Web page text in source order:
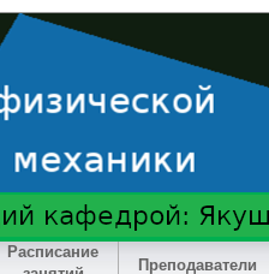
Расписание
Преподаватели